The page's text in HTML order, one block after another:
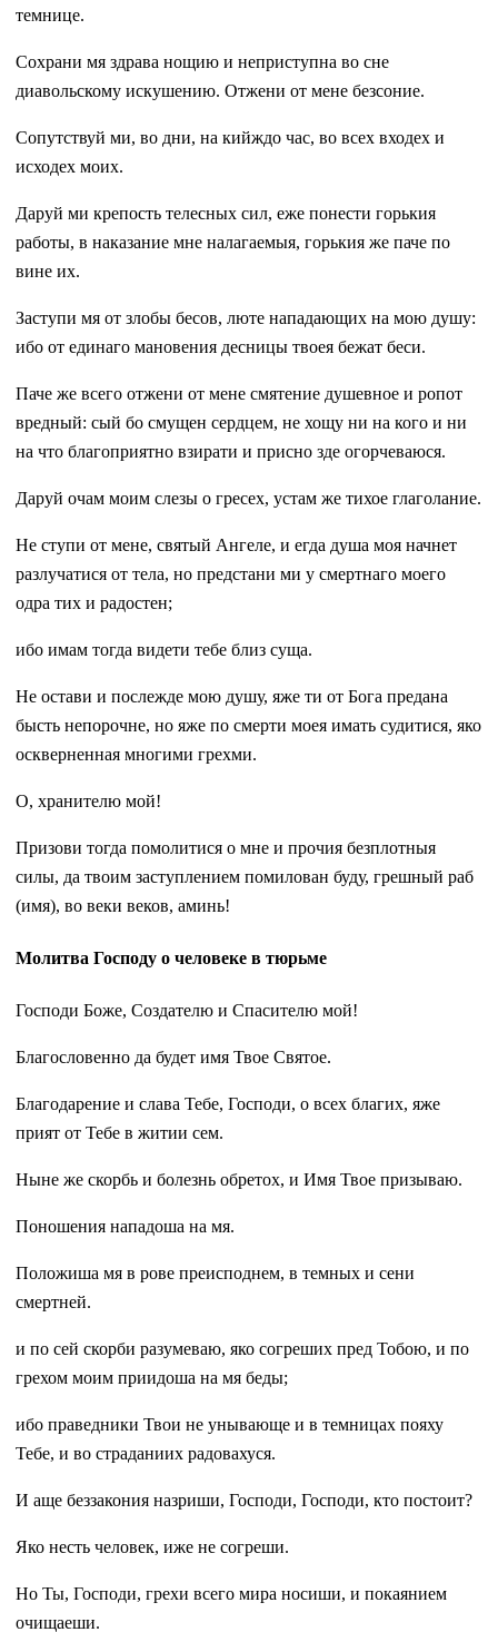
темнице.
Сохрани мя здрава нощию и неприступна во сне
диавольскому искушению. Отжени от мене безсоние.
Сопутствуй ми, во дни, на кийждо час, во всех входех и
исходех моих.
Даруй ми крепость телесных сил, еже понести горькия
работы, в наказание мне налагаемыя, горькия же паче по
вине их.
Заступи мя от злобы бесов, люте нападающих на мою душу:
ибо от единаго мановения десницы твоея бежат беси.
Паче же всего отжени от мене смятение душевное и ропот
вредный: сый бо смущен сердцем, не хощу ни на кого и ни
на что благоприятно взирати и присно зде огорчеваюся.
Даруй очам моим слезы о гресех, устам же тихое глаголание.
Не ступи от мене, святый Ангеле, и егда душа моя начнет
разлучатися от тела, но предстани ми у смертнаго моего
одра тих и радостен;
ибо имам тогда видети тебе близ суща.
Не остави и послежде мою душу, яже ти от Бога предана
бысть непорочне, но яже по смерти моея имать судитися, яко
оскверненная многими грехми.
О, хранителю мой!
Призови тогда помолитися о мне и прочия безплотныя
силы, да твоим заступлением помилован буду, грешный раб
(имя), во веки веков, аминь!
Молитва Господу о человеке в тюрьме
Господи Боже, Создателю и Спасителю мой!
Благословенно да будет имя Твое Святое.
Благодарение и слава Тебе, Господи, о всех благих, яже
прият от Тебе в житии сем.
Ныне же скорбь и болезнь обретох, и Имя Твое призываю.
Поношения нападоша на мя.
Положиша мя в рове преисподнем, в темных и сени
смертней.
и по сей скорби разумеваю, яко согреших пред Тобою, и по
грехом моим приидоша на мя беды;
ибо праведники Твои не унывающе и в темницах пояху
Тебе, и во страданиих радовахуся.
И аще беззакония назриши, Господи, Господи, кто постоит?
Яко несть человек, иже не согреши.
Но Ты, Господи, грехи всего мира носиши, и покаянием
очищаеши.